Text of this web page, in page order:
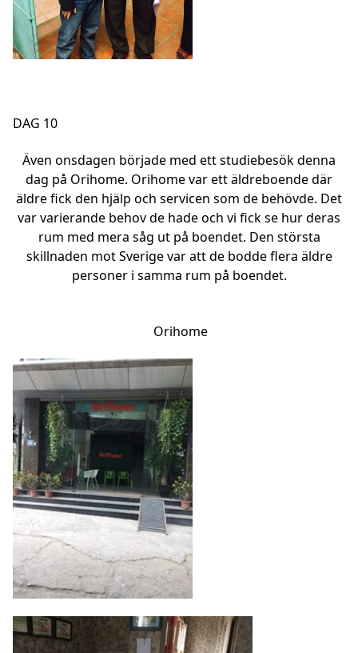
DAG 10
Även onsdagen började med ett studiebesök denna
dag på Orihome. Orihome var ett äldreboende där
äldre fick den hjälp och servicen som de behövde. Det
var varierande behov de hade och vi fick se hur deras
rum med mera såg ut på boendet. Den största
skillnaden mot Sverige var att de bodde flera äldre
personer i samma rum på boendet.
Orihome